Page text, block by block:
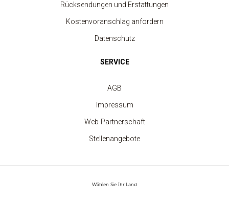
Sport-Tanktop für Frauen
Rücksendungen und Erstattungen
Kostenvoranschlag anfordern
Datenschutz
SERVICE
AGB
Impressum
Web-Partnerschaft
Stellenangebote
Wählen Sie Ihr Land